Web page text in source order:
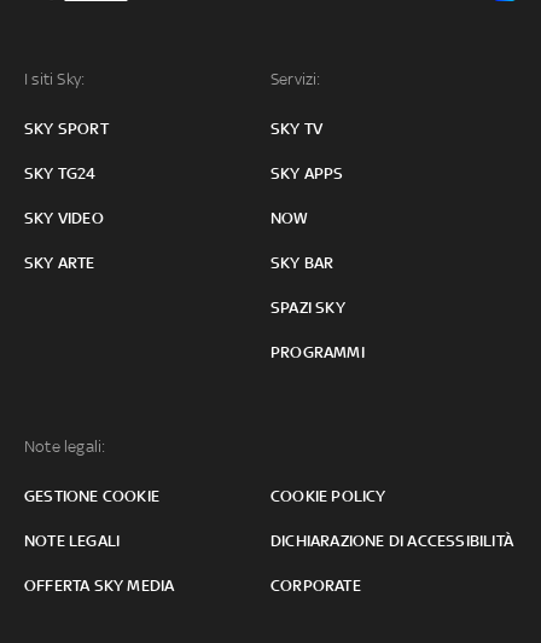
I siti Sky:
SKY SPORT
SKY TG24
SKY VIDEO
SKY ARTE
Servizi:
SKY TV
SKY APPS
NOW
SKY BAR
SPAZI SKY
PROGRAMMI
Note legali:
GESTIONE COOKIE COOKIE POLICY
NOTE LEGALI DICHIARAZIONE DI ACCESSIBILITÀ
OFFERTA SKY MEDIA CORPORATE